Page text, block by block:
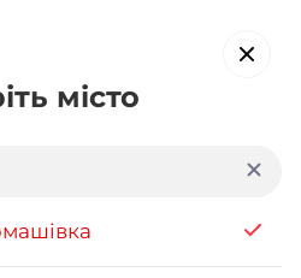
місто
в Павлограді
подобаються про все інше ми